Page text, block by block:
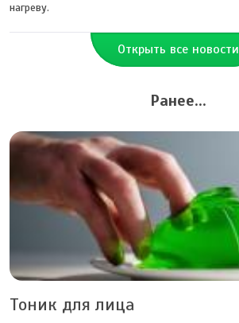
нагреву.
Открыть все новости
Ранее...
Тоник для лица